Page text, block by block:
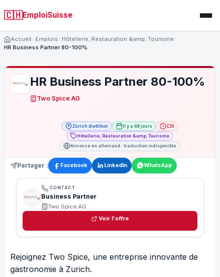
🇨🇭EmploiSuisse
Accueil Emplois
Hôtellerie, Restauration &amp; Tourisme
HR Business Partner 80-100%
HR Business Partner 80-100%
Two Spice AG
Zürich dietlikon Il y a 68 jours
CDI
Hôtellerie, Restauration &amp; Tourisme
Annonce en allemand · traduction indisponible
Partager : Facebook LinkedIn WhatsApp
CONTACT
Business Partner
Two Spice AG
Voir l'offre
Rejoignez Two Spice, une entreprise innovante de
gastronomie à Zurich.